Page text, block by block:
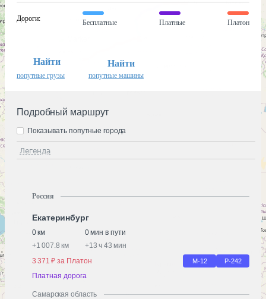
Дороги:
Бесплатные Платные Платон
Найти
попутные грузы
Найти
попутные машины
Подробный маршрут
Легенда
Показывать попутные города
Россия
Екатеринбург
0 км
0 мин в пути
+1 007.8 км +13 ч 43 мин
3 371 ₽ за Платон
М-12 Р-242
Платная дорога
Самарская область